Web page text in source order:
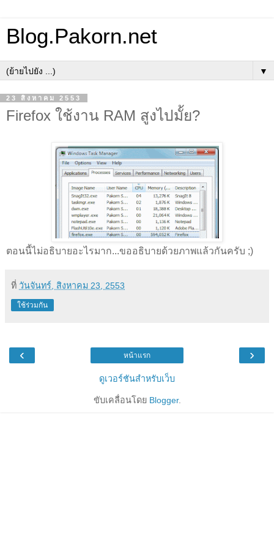
Blog.Pakorn.net
▼
23 สิงหาคม 2553
Firefox ใช้งาน RAM สูงไปมั้ย?
ตอนนี้ไม่อธิบายอะไรมาก...ขออธิบายด้วยภาพแล้วกันครับ ;)
ที่ วันจันทร์, สิงหาคม 23, 2553
ใช้ร่วมกัน
‹ ›
หน้าแรก
ดูเวอร์ชันสำหรับเว็บ
ขับเคลื่อนโดย Blogger.